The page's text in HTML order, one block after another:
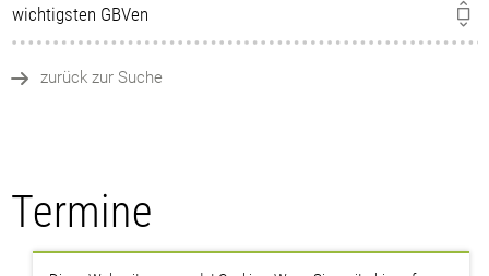
wichtigsten GBVen
zurück zur Suche
Termine